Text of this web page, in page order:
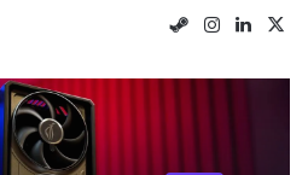
X لینکدیناینستاگرام